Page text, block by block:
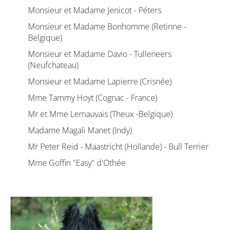
Monsieur et Madame Jenicot - Péters
Monsieur et Madame Bonhomme (Retinne -
Belgique)
Monsieur et Madame Davio - Tulleneers
(Neufchateau)
Monsieur et Madame Lapierre (Crisnée)
Mme Tammy Hoyt (Cognac - France)
Mr et Mme Lemauvais (Theux -Belgique)
Madame Magali Manet (Indy)
Mr Peter Reid - Maastricht (Hollande) - Bull Terrier
Mme Goffin "Easy" d'Othée